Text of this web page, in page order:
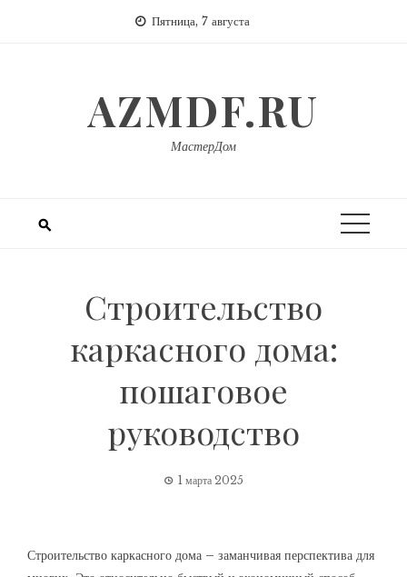
Пятница, 7 августа
AZMDF.RU
МастерДом
Строительство
каркасного дома:
пошаговое
руководство
1 марта 2025
Строительство каркасного дома – заманчивая перспектива для